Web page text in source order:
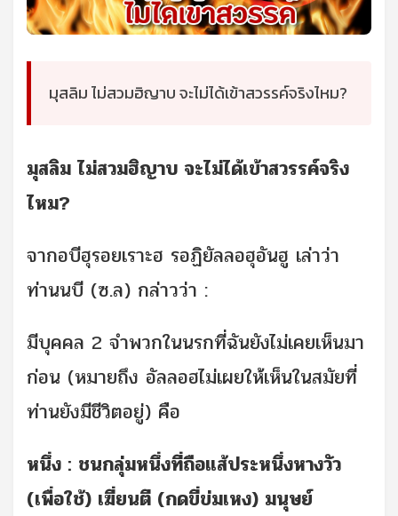
มุสลิม ไม่สวมฮิญาบ จะไม่ได้เข้าสวรรค์จริงไหม?
มุสลิม ไม่สวมฮิญาบ จะไม่ได้เข้าสวรรค์จริง
ไหม?
จากอบีฮุรอยเราะฮ รอฏิยัลลอฮุอันฮู เล่าว่า
ท่านนบี (ซ.ล) กล่าวว่า :
มีบุคคล 2 จำพวกในนรกที่ฉันยังไม่เคยเห็นมา
ก่อน (หมายถึง อัลลอฮไม่เผยให้เห็นในสมัยที่
ท่านยังมีชีวิตอยู่) คือ
หนึ่ง : ชนกลุ่มหนึ่งที่ถือแส้ประหนึ่งหางวัว
(เพื่อใช้) เฆี่ยนตี (กดขี่ข่มเหง) มนุษย์